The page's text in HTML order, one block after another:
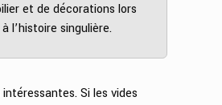
et de décorations lors
l’histoire singulière.
Si les vides